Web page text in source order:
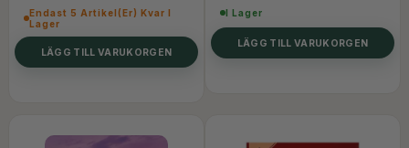
Endast 5 Artikel(er) Kvar I
Lager
LÄGG TILL VARUKORGEN
I Lager
LÄGG TILL VARUKORGEN